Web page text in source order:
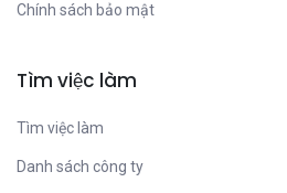
Chính sách bảo mật
Tìm việc làm
Tìm việc làm
Danh sách công ty